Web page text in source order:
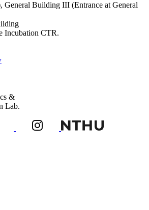
General Building III (Entrance at General
Incubation CTR.
&
Lab.